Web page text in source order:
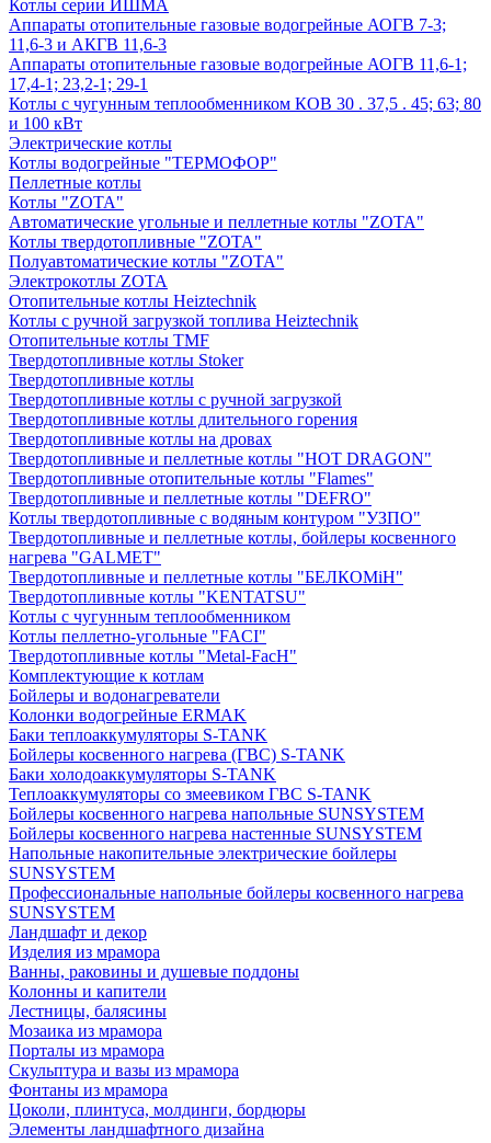
Котлы серии ИШМА
Аппараты отопительные газовые водогрейные АОГВ 7-3;
11,6-3 и АКГВ 11,6-3
Аппараты отопительные газовые водогрейные АОГВ 11,6-1;
17,4-1; 23,2-1; 29-1
Котлы с чугунным теплообменником КОВ 30 . 37,5 . 45; 63; 80
и 100 кВт
Электрические котлы
Котлы водогрейные "ТЕРМОФОР"
Пеллетные котлы
Котлы "ZOTA"
Автоматические угольные и пеллетные котлы "ZOTA"
Котлы твердотопливные "ZOTA"
Полуавтоматические котлы "ZOTA"
Электрокотлы ZOTA
Отопительные котлы Heiztechnik
Котлы с ручной загрузкой топлива Heiztechnik
Отопительные котлы TMF
Твердотопливные котлы Stoker
Твердотопливные котлы
Твердотопливные котлы с ручной загрузкой
Твердотопливные котлы длительного горения
Твердотопливные котлы на дровах
Твердотопливные и пеллетные котлы "HOT DRAGON"
Твердотопливные отопительные котлы "Flames"
Твердотопливные и пеллетные котлы "DEFRO"
Котлы твердотопливные с водяным контуром "УЗПО"
Твердотопливные и пеллетные котлы, бойлеры косвенного
нагрева "GALMET"
Твердотопливные и пеллетные котлы "БЕЛКОМiН"
Твердотопливные котлы "KENTATSU"
Котлы с чугунным теплообменником
Котлы пеллетно-угольные "FACI"
Твердотопливные котлы "Metal-FacH"
Комплектующие к котлам
Бойлеры и водонагреватели
Колонки водогрейные ERMAK
Баки теплоаккумуляторы S-TANK
Бойлеры косвенного нагрева (ГВС) S-TANK
Баки холодоаккумуляторы S-TANK
Теплоаккумуляторы со змеевиком ГВС S-TANK
Бойлеры косвенного нагрева напольные SUNSYSTEM
Бойлеры косвенного нагрева настенные SUNSYSTEM
Напольные накопительные электрические бойлеры
SUNSYSTEM
Профессиональные напольные бойлеры косвенного нагрева
SUNSYSTEM
Ландшафт и декор
Изделия из мрамора
Ванны, раковины и душевые поддоны
Колонны и капители
Лестницы, балясины
Мозаика из мрамора
Порталы из мрамора
Скульптура и вазы из мрамора
Фонтаны из мрамора
Цоколи, плинтуса, молдинги, бордюры
Элементы ландшафтного дизайна